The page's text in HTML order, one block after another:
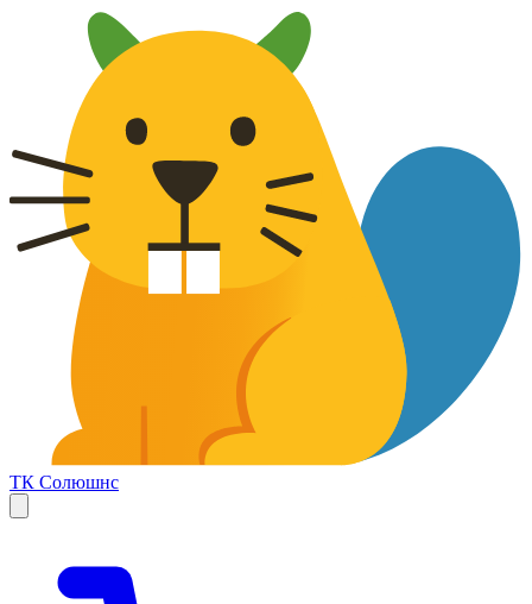
ТК Солюшнс